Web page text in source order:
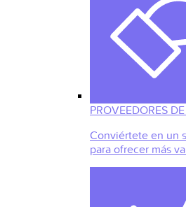
PROVEEDORES
Conviértete en un
para ofrecer más